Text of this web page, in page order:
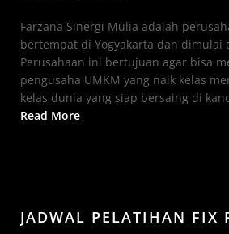
Farzana Sinergi Mulia adalah
bertempat di Yogyakarta dan dimulai
Perusahaan ini bertujuan agar bisa
pengusaha UMKM yang naik kelas
kelas dunia yang siap bersaing di
Read More
JADWAL PELATIHAN FIX